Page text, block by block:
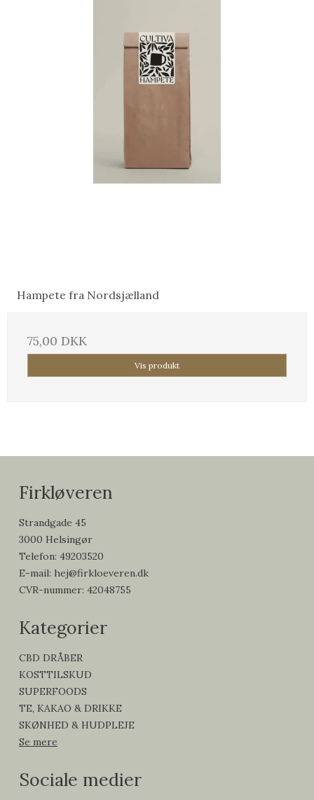
Hampete fra Nordsjælland
75,00 DKK
Vis produkt
Firkløveren
Strandgade 45
3000 Helsingør
Telefon: 49203520
E-mail: hej@firkloeveren.dk
CVR-nummer: 42048755
Kategorier
CBD DRÅBER
KOSTTILSKUD
SUPERFOODS
TE, KAKAO & DRIKKE
SKØNHED & HUDPLEJE
Se mere
Sociale medier